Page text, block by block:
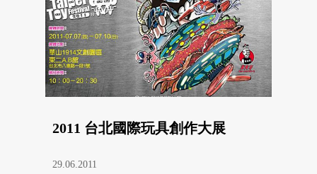
2011 台北國際玩具創作大展
29.06.2011